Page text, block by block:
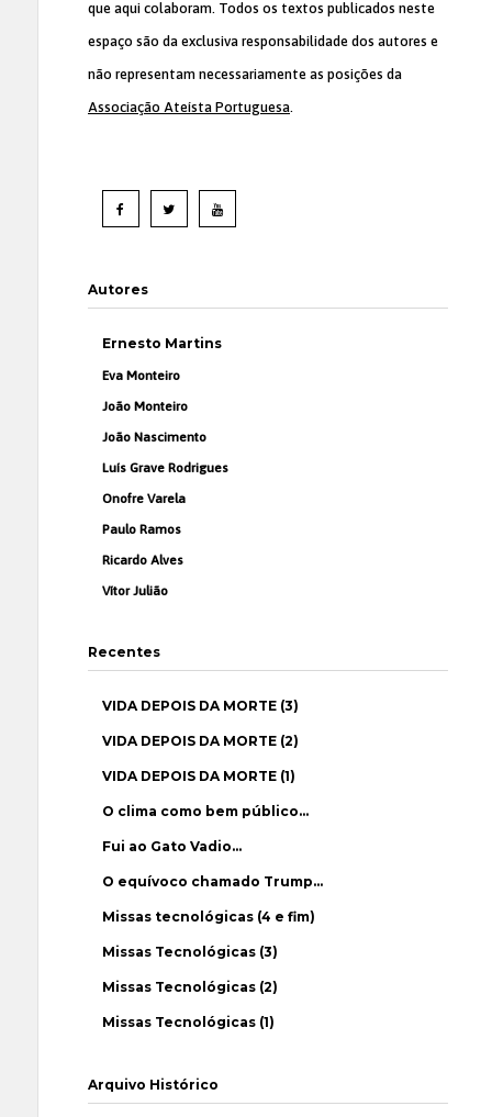
que aqui colaboram. Todos os textos publicados neste
espaço são da exclusiva responsabilidade dos autores e
não representam necessariamente as posições da
Associação Ateísta Portuguesa.
Autores
Ernesto Martins
Eva Monteiro
João Monteiro
João Nascimento
Luís Grave Rodrigues
Onofre Varela
Paulo Ramos
Ricardo Alves
Vítor Julião
Recentes
VIDA DEPOIS DA MORTE (3)
VIDA DEPOIS DA MORTE (2)
VIDA DEPOIS DA MORTE (1)
O clima como bem público…
Fui ao Gato Vadio…
O equívoco chamado Trump…
Missas tecnológicas (4 e fim)
Missas Tecnológicas (3)
Missas Tecnológicas (2)
Missas Tecnológicas (1)
Arquivo Histórico